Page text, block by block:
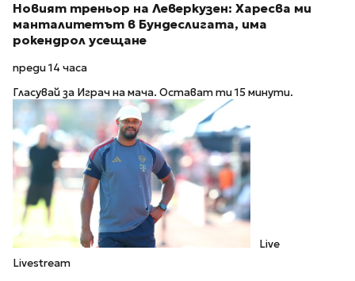
Новият треньор на Леверкузен: Харесва ми
манталитетът в Бундеслигата, има
рокендрол усещане
преди 14 часа
Гласувай за Играч на мача. Остават ти 15 минути.
Live
Livestream